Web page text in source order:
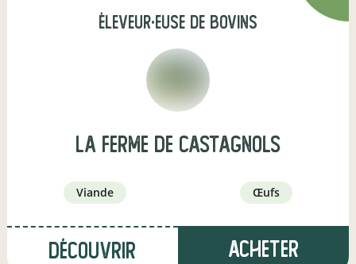
éleveur·euse de bovins
La Ferme De Castagnols
viande œufs
Découvrir Acheter